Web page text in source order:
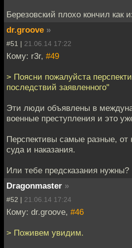
Березовский плохо кончил как
dr.groove »
#51 | 21.06.14 17:22
Кому: r3r, #49
> Поясни пожалуйста
последствий заявленного"
Эти люди объявлены в
военные преступления и это
Перспективы самые разные, от
суда и наказания.
Или тебе предсказания нужны?
Dragonmaster »
#52 | 21.06.14 17:24
Кому: dr.groove, #46
> Поживем увидим.